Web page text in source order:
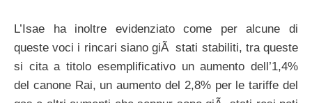
L’Isae ha inoltre evidenziato come per alcune di
queste voci i rincari siano giÃ stati stabiliti, tra queste
si cita a titolo esemplificativo un aumento dell’1,4%
del canone Rai, un aumento del 2,8% per le tariffe del